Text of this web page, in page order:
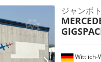
Wittlich-
ジャンボ